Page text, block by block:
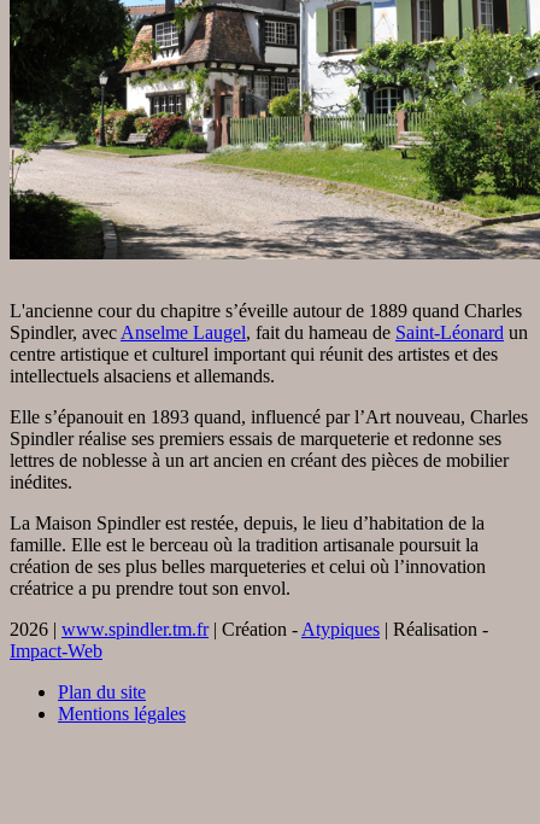
L'ancienne cour du chapitre s’éveille autour de 1889 quand Charles
Spindler, avec Anselme Laugel, fait du hameau de Saint-Léonard un
centre artistique et culturel important qui réunit des artistes et des
intellectuels alsaciens et allemands.
Elle s’épanouit en 1893 quand, influencé par l’Art nouveau, Charles
Spindler réalise ses premiers essais de marqueterie et redonne ses
lettres de noblesse à un art ancien en créant des pièces de mobilier
inédites.
La Maison Spindler est restée, depuis, le lieu d’habitation de la
famille. Elle est le berceau où la tradition artisanale poursuit la
création de ses plus belles marqueteries et celui où l’innovation
créatrice a pu prendre tout son envol.
2026 | www.spindler.tm.fr| Création - Atypiques | Réalisation -
Impact-Web
Plan du site
Mentions légales